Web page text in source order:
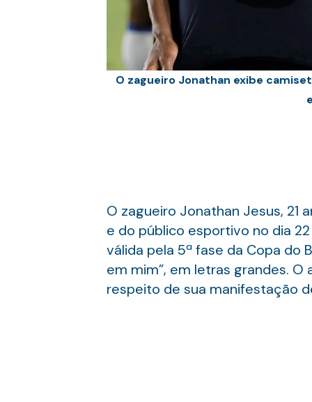
O zagueiro Jonathan exibe
O zagueiro Jonathan Jesus, 21
e do público esportivo no dia
válida pela 5ª fase da Copa do
em mim”, em letras grandes.
respeito de sua manifestação